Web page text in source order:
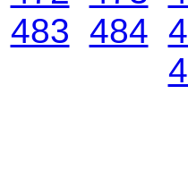
483 484